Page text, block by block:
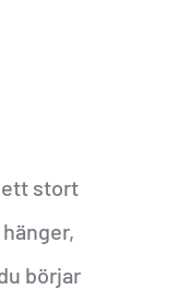
ett stort
börjar